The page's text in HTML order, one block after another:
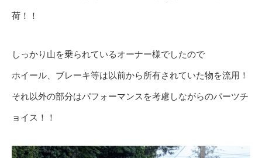
荷！！
しっかり山を乗られているオーナー様でしたので
ホイール、ブレーキ等は以前から所有されていた物を流用！
それ以外の部分はパフォーマンスを考慮しながらのパーツチ
ョイス！！